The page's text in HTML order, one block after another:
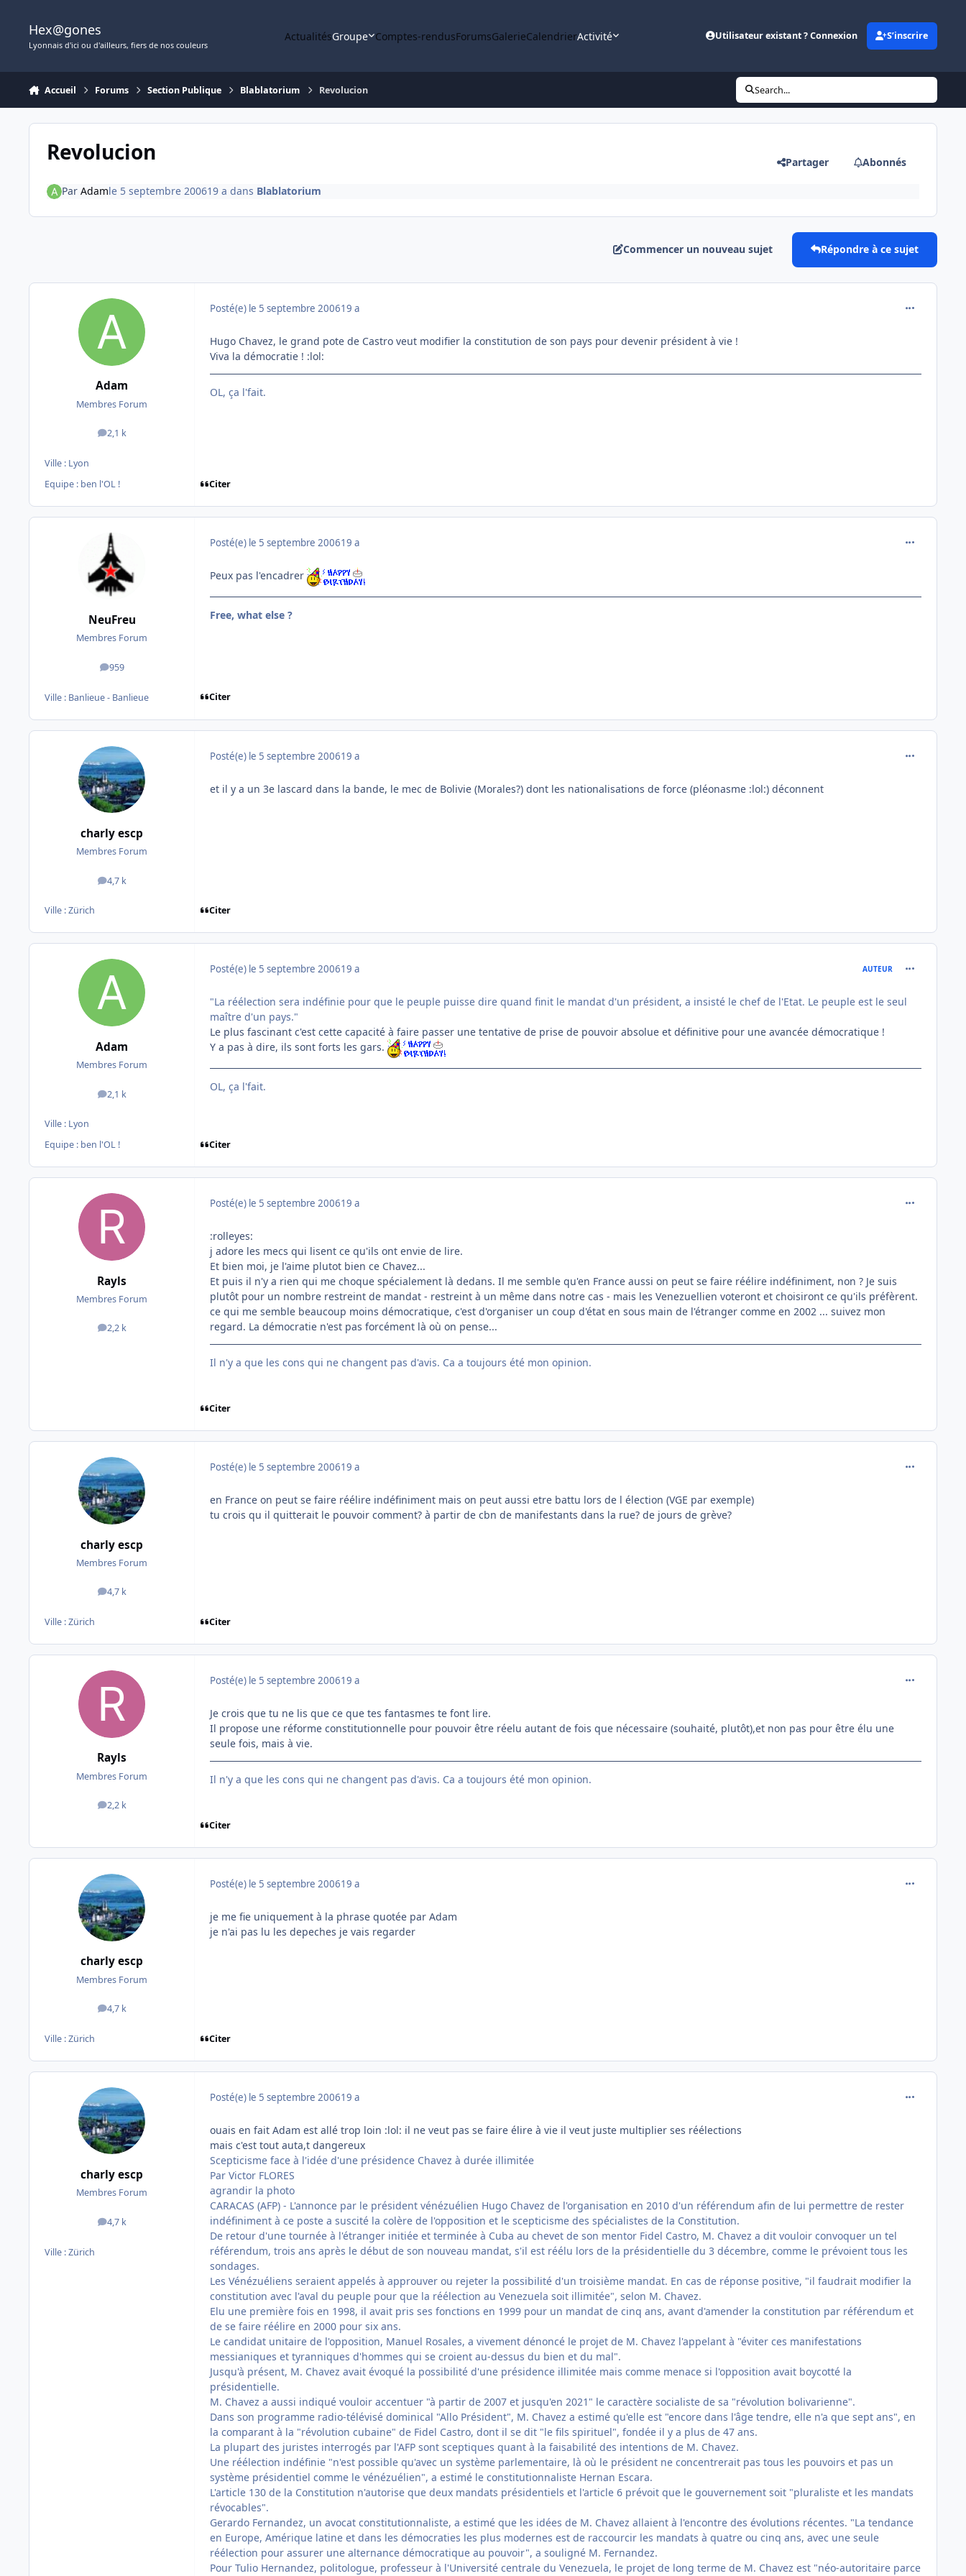
Hex@gones
Lyonnais d'ici ou d'ailleurs, fiers de nos couleurs
ActualitésGroupe Comptes-rendusForumsGalerieCalendrierActivité Utilisateur existant ? Connexion S’inscrire
Accueil Forums Section Publique Blablatorium Revolucion Search...
Revolucion Partager Abonnés
Par Adamle 5 septembre 200619 a dans Blablatorium
Commencer un nouveau sujet Répondre à ce sujet
Adam
Membres Forum
2,1 k
messages
Ville : Lyon
Equipe : ben l'OL !
Posté(e) le 5 septembre 200619 a
Hugo Chavez, le grand pote de Castro veut modifier la constitution de son pays pour devenir président à vie !
Viva la démocratie ! :lol:
OL, ça l'fait.
Citer
NeuFreu
Membres Forum
959
messages
Ville : Banlieue - Banlieue
Posté(e) le 5 septembre 200619 a
Peux pas l'encadrer
Free, what else ?
Citer
charly escp
Membres Forum
4,7 k
messages
Ville :Zürich
Posté(e) le 5 septembre 200619 a
et il y a un 3e lascard dans la bande, le mec de Bolivie (Morales?) dont les nationalisations de force (pléonasme :lol:) déconnent
Citer
Adam
Membres Forum
2,1 k
messages
Ville : Lyon
Equipe : ben l'OL !
Posté(e) le 5 septembre 200619 a AUTEUR
"La réélection sera indéfinie pour que le peuple puisse dire quand finit le mandat d'un président, a insisté le chef de l'Etat. Le peuple est le seul
maître d'un pays."
Le plus fascinant c'est cette capacité à faire passer une tentative de prise de pouvoir absolue et définitive pour une avancée démocratique !
Y a pas à dire, ils sont forts les gars.
OL, ça l'fait.
Citer
Rayls
Membres Forum
2,2 k
messages
Posté(e) le 5 septembre 200619 a
:rolleyes:
j adore les mecs qui lisent ce qu'ils ont envie de lire.
Et bien moi, je l'aime plutot bien ce Chavez...
Et puis il n'y a rien qui me choque spécialement là dedans. Il me semble qu'en France aussi on peut se faire réélire indéfiniment, non ? Je suis
plutôt pour un nombre restreint de mandat - restreint à un même dans notre cas - mais les Venezuellien voteront et choisiront ce qu'ils préfèrent.
ce qui me semble beaucoup moins démocratique, c'est d'organiser un coup d'état en sous main de l'étranger comme en 2002 ... suivez mon
regard. La démocratie n'est pas forcément là où on pense...
Il n'y a que les cons qui ne changent pas d'avis. Ca a toujours été mon opinion.
Citer
charly escp
Membres Forum
4,7 k
messages
Ville :Zürich
Posté(e) le 5 septembre 200619 a
en France on peut se faire réélire indéfiniment mais on peut aussi etre battu lors de l élection (VGE par exemple)
tu crois qu il quitterait le pouvoir comment? à partir de cbn de manifestants dans la rue? de jours de grève?
Citer
Rayls
Membres Forum
2,2 k
messages
Posté(e) le 5 septembre 200619 a
Je crois que tu ne lis que ce que tes fantasmes te font lire.
Il propose une réforme constitutionnelle pour pouvoir être réelu autant de fois que nécessaire (souhaité, plutôt),et non pas pour être élu une
seule fois, mais à vie.
Il n'y a que les cons qui ne changent pas d'avis. Ca a toujours été mon opinion.
Citer
charly escp
Membres Forum
4,7 k
messages
Ville :Zürich
Posté(e) le 5 septembre 200619 a
je me fie uniquement à la phrase quotée par Adam
je n'ai pas lu les depeches je vais regarder
Citer
charly escp
Membres Forum
4,7 k
messages
Ville :Zürich
Posté(e) le 5 septembre 200619 a
ouais en fait Adam est allé trop loin :lol: il ne veut pas se faire élire à vie il veut juste multiplier ses réélections
mais c'est tout auta,t dangereux
Scepticisme face à l'idée d'une présidence Chavez à durée illimitée
Par Victor FLORES
agrandir la photo
CARACAS (AFP) - L'annonce par le président vénézuélien Hugo Chavez de l'organisation en 2010 d'un référendum afin de lui permettre de rester
indéfiniment à ce poste a suscité la colère de l'opposition et le scepticisme des spécialistes de la Constitution.
De retour d'une tournée à l'étranger initiée et terminée à Cuba au chevet de son mentor Fidel Castro, M. Chavez a dit vouloir convoquer un tel
référendum, trois ans après le début de son nouveau mandat, s'il est réélu lors de la présidentielle du 3 décembre, comme le prévoient tous les
sondages.
Les Vénézuéliens seraient appelés à approuver ou rejeter la possibilité d'un troisième mandat. En cas de réponse positive, "il faudrait modifier la
constitution avec l'aval du peuple pour que la réélection au Venezuela soit illimitée", selon M. Chavez.
Elu une première fois en 1998, il avait pris ses fonctions en 1999 pour un mandat de cinq ans, avant d'amender la constitution par référendum et
de se faire réélire en 2000 pour six ans.
Le candidat unitaire de l'opposition, Manuel Rosales, a vivement dénoncé le projet de M. Chavez l'appelant à "éviter ces manifestations
messianiques et tyranniques d'hommes qui se croient au-dessus du bien et du mal".
Jusqu'à présent, M. Chavez avait évoqué la possibilité d'une présidence illimitée mais comme menace si l'opposition avait boycotté la
présidentielle.
M. Chavez a aussi indiqué vouloir accentuer "à partir de 2007 et jusqu'en 2021" le caractère socialiste de sa "révolution bolivarienne".
Dans son programme radio-télévisé dominical "Allo Président", M. Chavez a estimé qu'elle est "encore dans l'âge tendre, elle n'a que sept ans", en
la comparant à la "révolution cubaine" de Fidel Castro, dont il se dit "le fils spirituel", fondée il y a plus de 47 ans.
La plupart des juristes interrogés par l'AFP sont sceptiques quant à la faisabilité des intentions de M. Chavez.
Une réélection indéfinie "n'est possible qu'avec un système parlementaire, là où le président ne concentrerait pas tous les pouvoirs et pas un
système présidentiel comme le vénézuélien", a estimé le constitutionnaliste Hernan Escara.
L'article 130 de la Constitution n'autorise que deux mandats présidentiels et l'article 6 prévoit que le gouvernement soit "pluraliste et les mandats
révocables".
Gerardo Fernandez, un avocat constitutionnaliste, a estimé que les idées de M. Chavez allaient à l'encontre des évolutions récentes. "La tendance
en Europe, Amérique latine et dans les démocraties les plus modernes est de raccourcir les mandats à quatre ou cinq ans, avec une seule
réélection pour assurer une alternance démocratique au pouvoir", a souligné M. Fernandez.
Pour Tulio Hernandez, politologue, professeur à l'Université centrale du Venezuela, le projet de long terme de M. Chavez est "néo-autoritaire parce